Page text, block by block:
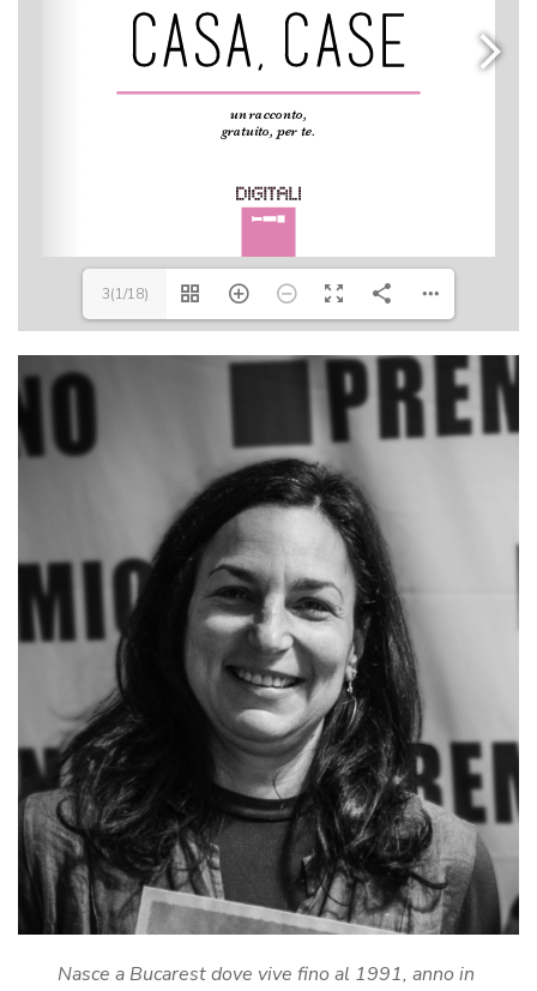
3(1/18)
Nasce a Bucarest dove vive fino al 1991, anno in